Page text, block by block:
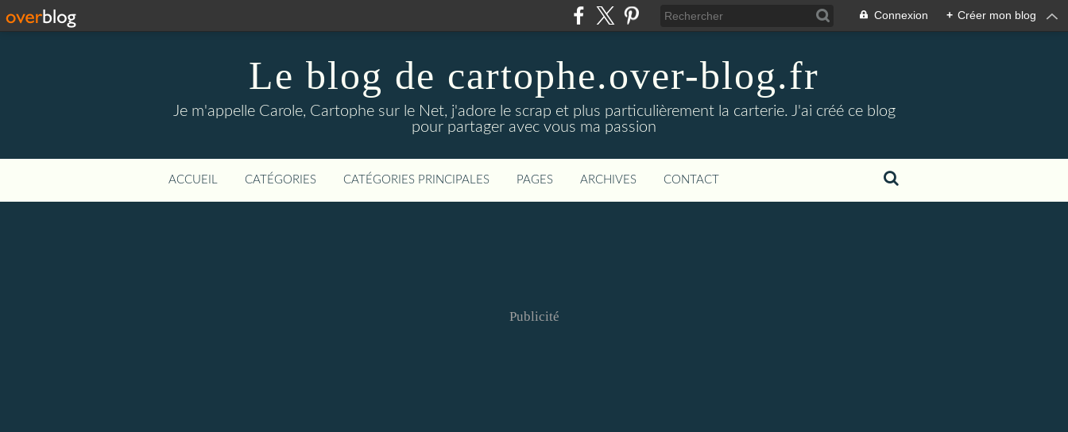
Connexion + Créer mon blog
Le blog de cartophe.over-blog.fr
Je m'appelle Carole, Cartophe sur le Net, j'adore le scrap et plus particulièrement la carterie. J'ai créé ce blog
pour partager avec vous ma passion
ACCUEIL CATÉGORIES CATÉGORIES PRINCIPALES PAGES ARCHIVES CONTACT
Publicité